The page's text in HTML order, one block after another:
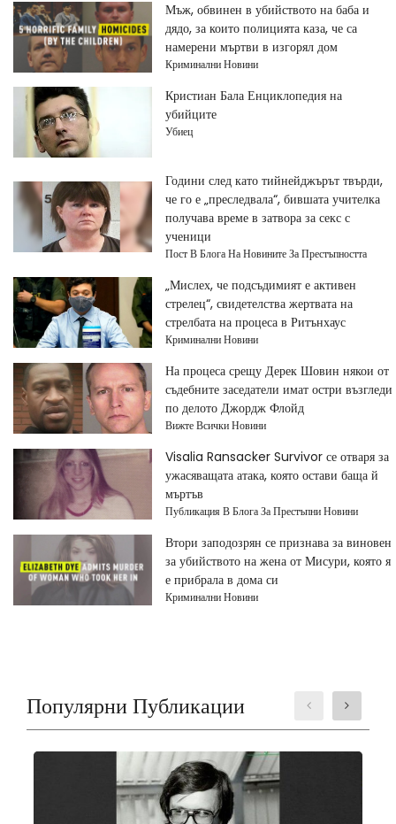
Мъж, обвинен в убийството на баба и
дядо, за които полицията каза, че са
намерени мъртви в изгорял дом
Криминални Новини
Кристиан Бала Енциклопедия на
убийците
Убиец
Години след като тийнейджърът твърди,
че го е „преследвала“, бившата учителка
получава време в затвора за секс с
ученици
Пост В Блога На Новините За Престъпността
„Мислех, че подсъдимият е активен
стрелец“, свидетелства жертвата на
стрелбата на процеса в Ритънхаус
Криминални Новини
На процеса срещу Дерек Шовин някои от
съдебните заседатели имат остри възгледи
по делото Джордж Флойд
Вижте Всички Новини
Visalia Ransacker Survivor се отваря за
ужасяващата атака, която остави баща й
мъртъв
Публикация В Блога За Престъпни Новини
Втори заподозрян се признава за виновен
за убийството на жена от Мисури, която я
е прибрала в дома си
Криминални Новини
Популярни Публикации